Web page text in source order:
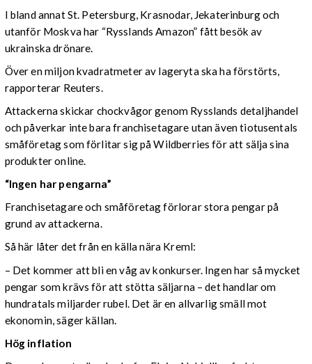
I bland annat St. Petersburg, Krasnodar, Jekaterinburg och
utanför Moskva har “Rysslands Amazon” fått besök av
ukrainska drönare.
Över en miljon kvadratmeter av lageryta ska ha förstörts,
rapporterar Reuters.
Attackerna skickar chockvågor genom Rysslands detaljhandel
och påverkar inte bara franchisetagare utan även tiotusentals
småföretag som förlitar sig på Wildberries för att sälja sina
produkter online.
“Ingen har pengarna”
Franchisetagare och småföretag förlorar stora pengar på
grund av attackerna.
Så här låter det från en källa nära Kreml:
– Det kommer att bli en våg av konkurser. Ingen har så mycket
pengar som krävs för att stötta säljarna – det handlar om
hundratals miljarder rubel. Det är en allvarlig smäll mot
ekonomin, säger källan.
Hög inflation